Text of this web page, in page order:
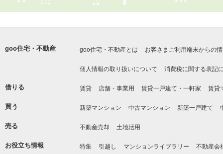
goo住宅・不動産 goo住宅・不動産とは お客さまご利用端末からの
個人情報の取り扱いについて 消費税に関する表記
借りる 賃貸 店舗・事業用 賃貸一戸建て・一軒家 賃貸
買う 新築マンション 中古マンション 新築一戸建て
売る 不動産売却 土地活用
お役立ち情報 特集 引越し マンションライブラリー 不動産会